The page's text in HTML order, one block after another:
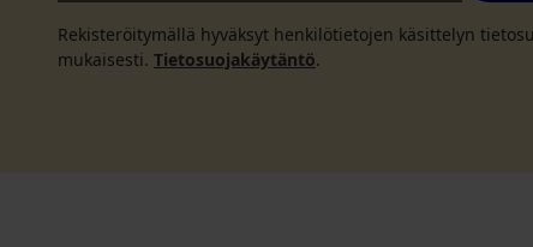
Rekisteröitymällä hyväksyt henkilötietojen käsittelyn
mukaisesti. Tietosuojakäytäntö.